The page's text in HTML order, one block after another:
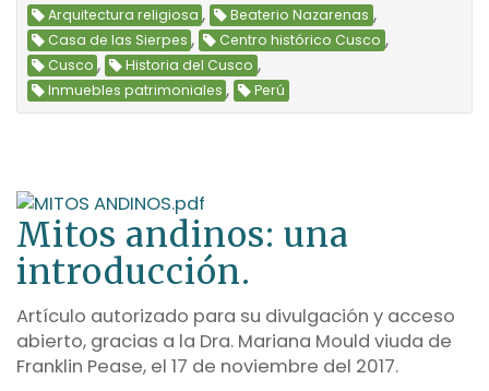
Arquitectura religiosa , Beaterio Nazarenas ,
Casa de las Sierpes , Centro histórico Cusco ,
Cusco , Historia del Cusco ,
Inmuebles patrimoniales , Perú
Mitos andinos: una
introducción.
Artículo autorizado para su divulgación y acceso
abierto, gracias a la Dra. Mariana Mould viuda de
Franklin Pease, el 17 de noviembre del 2017.